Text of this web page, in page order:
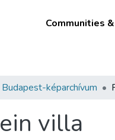
Communities
Budapest-képarchívum
villa